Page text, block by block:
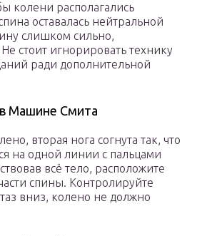
колени располагались
оставалась нейтральной
слишком сильно,
стоит игнорировать технику
ради дополнительной
Машине Смита
вторая нога согнута так, что
на одной линии с пальцами
всё тело, расположите
спины. Контролируйте
вниз, колено не должно